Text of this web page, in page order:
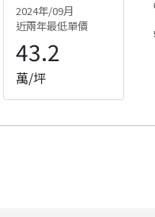
2024年/09月
近兩年最低單價
43.2
萬/坪